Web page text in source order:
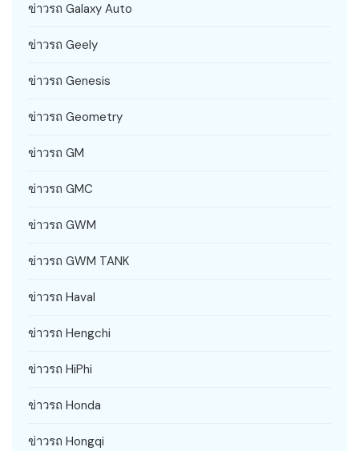
ข่าวรถ Galaxy Auto
ข่าวรถ Geely
ข่าวรถ Genesis
ข่าวรถ Geometry
ข่าวรถ GM
ข่าวรถ GMC
ข่าวรถ GWM
ข่าวรถ GWM TANK
ข่าวรถ Haval
ข่าวรถ Hengchi
ข่าวรถ HiPhi
ข่าวรถ Honda
ข่าวรถ Hongqi